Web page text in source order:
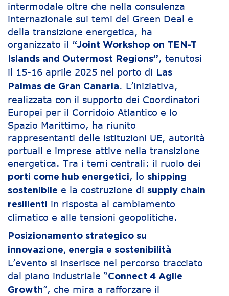
intermodale oltre che nella consulenza
internazionale sui temi del Green Deal e
della transizione energetica, ha
organizzato il “Joint Workshop on TEN-T
Islands and Outermost Regions”, tenutosi
il 15-16 aprile 2025 nel porto di
Las
Palmas de Gran Canaria. L’iniziativa,
realizzata con il supporto dei Coordinatori
Europei per il Corridoio Atlantico e lo
Spazio Marittimo, ha riunito
rappresentanti delle istituzioni UE, autorità
portuali e imprese attive nella transizione
energetica. Tra i temi centrali: il ruolo dei
porti come hub energetici, lo shipping
sostenibile e la costruzione di supply chain
resilienti in risposta al cambiamento
climatico e alle tensioni geopolitiche.
Posizionamento strategico su
innovazione, energia e sostenibilità
L’evento si inserisce nel percorso tracciato
dal piano industriale “Connect 4 Agile
Growth”, che mira a rafforzare il